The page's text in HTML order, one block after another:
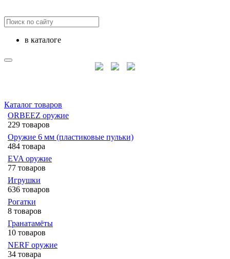
в каталоге
Каталог товаров
ORBEEZ оружие
229 товаров
Оружие 6 мм (пластиковые пульки)
484 товара
EVA оружие
77 товаров
Игрушки
636 товаров
Рогатки
8 товаров
Гранатамёты
10 товаров
NERF оружие
34 товара